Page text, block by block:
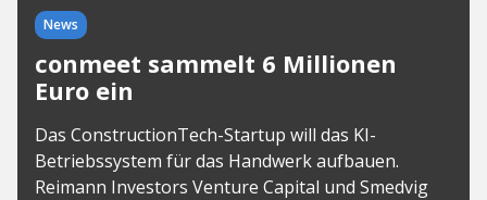
News
conmeet sammelt 6 Millionen
Euro ein
Das ConstructionTech-Startup will das KI-
Betriebssystem für das Handwerk aufbauen.
Reimann Investors Venture Capital und Smedvig